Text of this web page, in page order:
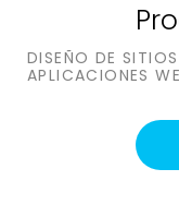
DISEÑO DE
APLICACIONES